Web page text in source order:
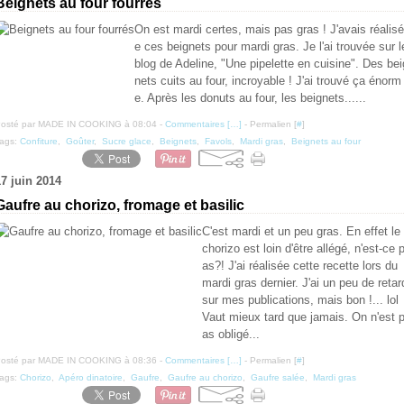
au four fourrés
On est mardi certes, mais pas gras ! J'avais réalisé
e ces beignets pour mardi gras. Je l'ai trouvée sur
blog de Adeline, "Une pipelette en cuisine". Des
nets cuits au four, incroyable ! J'ai trouvé ça énorm
e. Après les donuts au four, les beignets......
par MADE IN COOKING à 08:04 - Commentaires [ ] - Permalien [#]
Confiture Goûter, Sucre glace Beignets Favols Mardi gras Beignets au four
juin 2014
au chorizo, fromage et basilic
C'est mardi et un peu gras. En effet le
chorizo est loin d'être allégé, n'est-ce p
as?! J'ai réalisée cette recette lors du
mardi gras dernier. J'ai un peu de
sur mes publications, mais bon !... lol
Vaut mieux tard que jamais. On n'est p
as obligé...
par MADE IN COOKING à 08:36 - Commentaires [ ] - Permalien [#]
Chorizo Apéro dinatoire Gaufre Gaufre au chorizo Gaufre salée Mardi gras